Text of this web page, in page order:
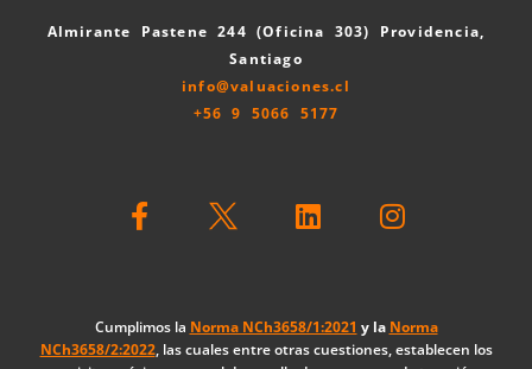
Almirante Pastene 244 (Oficina 303) Providencia,
Santiago
info@valuaciones.cl
+56 9 5066 5177
a
o
o
i
d
i
n
g
r
Cumplimos la Norma NCh3658/1:2021 y la Norma
NCh3658/2:2022, las cuales entre otras cuestiones, establecen los